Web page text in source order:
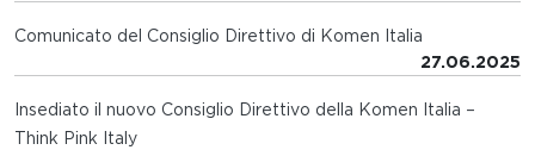
Comunicato del Consiglio Direttivo di Komen Italia
27.06.2025
Insediato il nuovo Consiglio Direttivo della Komen Italia –
Think Pink Italy